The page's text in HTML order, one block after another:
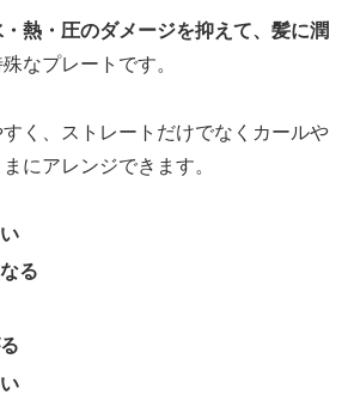
・熱・圧のダメージを抑えて、髪に潤
なプレートです。
く、ストレートだけでなくカールや
にアレンジできます。
る